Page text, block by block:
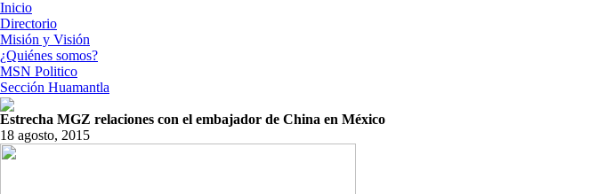
Inicio
Directorio
Misión y Visión
¿Quiénes somos?
MSN Politico
Sección Huamantla
Estrecha MGZ relaciones con el embajador de China en México
18 agosto, 2015